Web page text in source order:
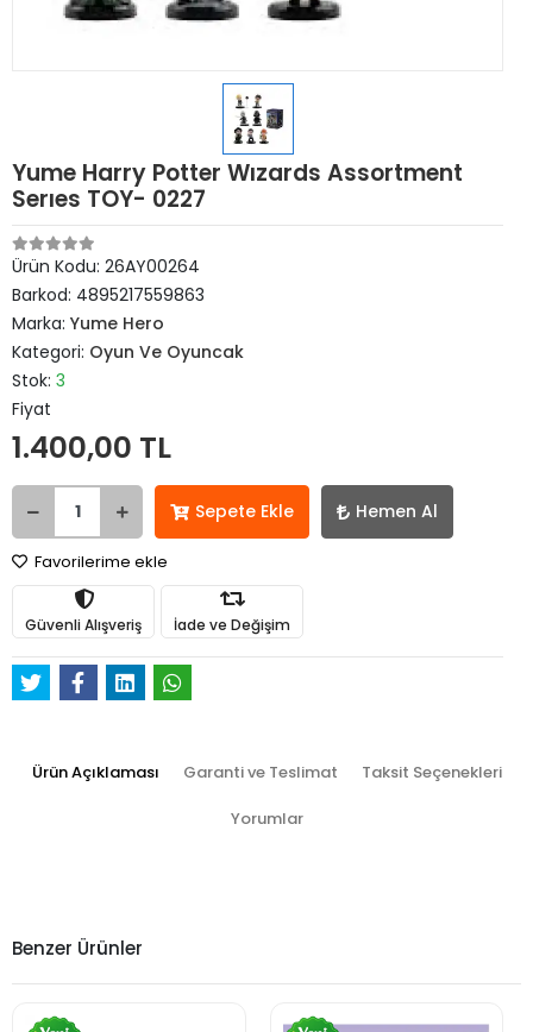
Yume Harry Potter Wızards Assortment
Serıes TOY- 0227
Ürün Kodu: 26AY00264
Barkod: 4895217559863
Marka: Yume Hero
Kategori: Oyun Ve Oyuncak
Stok: 3
Fiyat
1.400,00 TL
Sepete Ekle Hemen Al
Favorilerime ekle
Güvenli Alışveriş İade ve Değişim
Ürün Açıklaması Garanti ve Teslimat Taksit Seçenekleri
Yorumlar
Benzer Ürünler